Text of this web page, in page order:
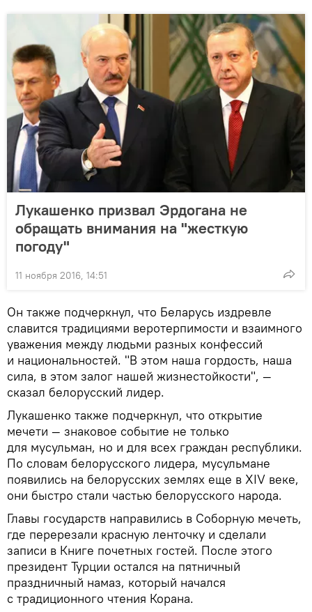
Лукашенко призвал Эрдогана не
обращать внимания на "жесткую
погоду"
11 ноября 2016, 14:51
Он также подчеркнул, что Беларусь издревле
славится традициями веротерпимости и взаимного
уважения между людьми разных конфессий
и национальностей. "В этом наша гордость, наша
сила, в этом залог нашей жизнестойкости", —
сказал белорусский лидер.
Лукашенко также подчеркнул, что открытие
мечети — знаковое событие не только
для мусульман, но и для всех граждан республики.
По словам белорусского лидера, мусульмане
появились на белорусских землях еще в ХIV веке,
они быстро стали частью белорусского народа.
Главы государств направились в Соборную мечеть,
где перерезали красную ленточку и сделали
записи в Книге почетных гостей. После этого
президент Турции остался на пятничный
праздничный намаз, который начался
с традиционного чтения Корана.